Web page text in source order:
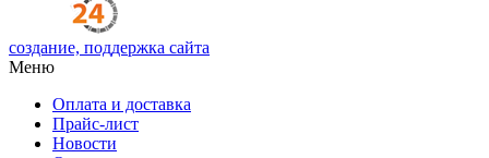
создание, поддержка сайта
Меню
Оплата и доставка
Прайс-лист
Новости